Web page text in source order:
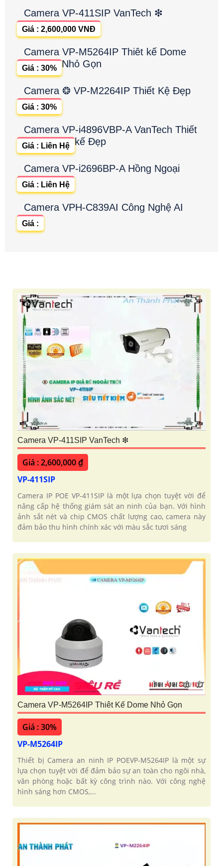
Camera VP-411SIP VanTech ❇
Giá : 2,600,000 VNĐ
Camera VP-M5264IP Thiêt kế Dome
Nhỏ Gọn
Giá : 30%
Camera ❂ VP-M2264IP Thiết Kệ Đẹp
Giá : 30%
Camera VP-i4896VBP-A VanTech Thiết
kế Đẹp
Giá : Liên Hệ
Camera VP-i2696BP-A Hồng Ngoại
Giá : Liên Hệ
Camera VPH-C839AI Công Nghệ AI
Giá :
Camera VP-411SIP VanTech ❇
Giá : 2,600,000 ₫
VP-411SIP
Camera IP POE VP-411SIP là một lựa chọn tuyệt vời để
nâng cấp hệ thống giám sát an ninh của bạn. Với hình
ảnh sắt nét và chip CMOS chất lượng cao, camera này
đảm bảo thu hình chính xác với màu sắc tươi sáng
Camera VP-M5264IP Thiêt Kế Dome Nhỏ Gọn
Giá : 30%
VP-M5264IP
Thiết bị Camera an ninh IP POEVP-M5264IP là một sự
lựa chọn tuyệt vời để đảm bảo sự an toàn cho ngôi nhà,
văn phòng hoặc bất kỳ công trình nào. Với công nghệ
hình sáng hơn CMOS,...